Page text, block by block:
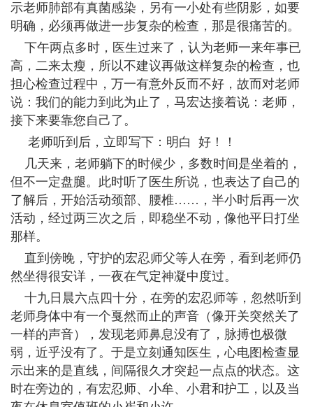
示老师肺部有真菌感染，另有一小处有些阴影，如要
明确，必须再做进一步复杂的检查，那是很痛苦的。
下午两点多时，医生过来了，认为老师一来年事已
高，二来太瘦，所以不建议再做这样复杂的检查，也
担心检查过程中，万一有意外反而不好，故而对老师
说：我们的能力到此为止了，马宏达接着说：老师，
接下来要靠您自己了。
老师听到后，立即写下：明白 好！！
几天来，老师躺下的时候少，多数时间是坐着的，
但不一定盘腿。此时听了医生所说，也表达了自己的
了解后，开始活动颈部、腰椎……，半小时后再一次
活动，经过两三次之后，即稳坐不动，像他平日打坐
那样。
直到傍晚，守护的宏忍师父等人在旁，看到老师仍
然坐得很安详，一夜在气定神凝中度过。
十九日晨六点四十分，在旁的宏忍师等，忽然听到
老师身体中有一个戛然而止的声音（像开关突然关了
一样的声音），发现老师鼻息没有了，脉搏也极微
弱，近乎没有了。于是立刻通知医生，心电图检查显
示出来的是直线，间隔很久才突起一点点的状态。这
时在旁边的，有宏忍师、小牟、小君和护工，以及当